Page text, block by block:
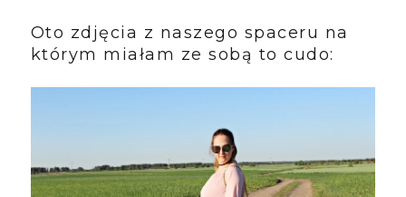
Oto zdjęcia z naszego spaceru na
którym miałam ze sobą to cudo: